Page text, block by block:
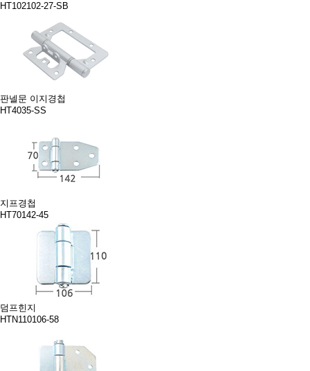
HT102102-27-SB
판넬문 이지경첩
HT4035-SS
지프경첩
HT70142-45
덤프힌지
HTN110106-58